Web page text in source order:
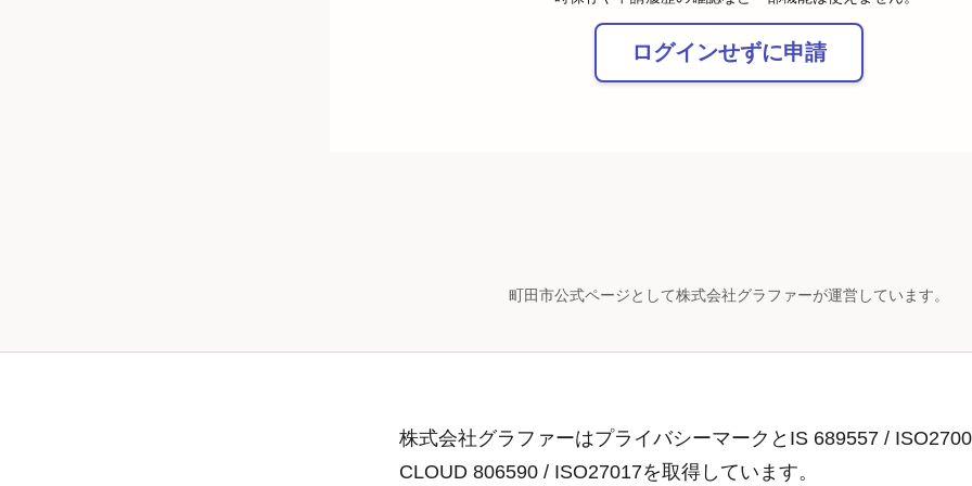
ログインせずに申請
町田市公式ページとして株式会社グラファーが運営しています。
株式会社グラファーはプライバシーマークとIS 689557 /
CLOUD 806590 / ISO27017を取得しています。